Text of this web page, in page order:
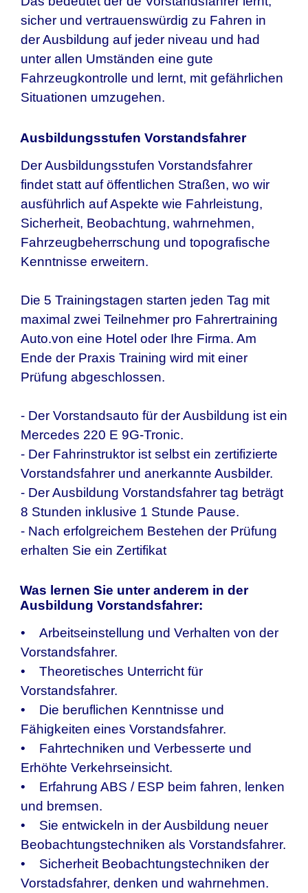
sicher und vertrauenswürdig zu Fahren in
der Ausbildung auf jeder niveau und had
unter allen Umständen eine gute
Fahrzeugkontrolle und lernt, mit gefährlichen
Situationen umzugehen.
Ausbildungsstufen Vorstandsfahrer
Der Ausbildungsstufen Vorstandsfahrer
findet statt auf öffentlichen Straßen, wo wir
ausführlich auf Aspekte wie Fahrleistung,
Sicherheit, Beobachtung, wahrnehmen,
Fahrzeugbeherrschung und topografische
Kenntnisse erweitern.
Die 5 Trainingstagen starten jeden Tag mit
maximal zwei Teilnehmer pro Fahrertraining
Auto.von eine Hotel oder Ihre Firma. Am
Ende der Praxis Training wird mit einer
Prüfung abgeschlossen.
- Der Vorstandsauto für der Ausbildung ist ein
Mercedes 220 E 9G-Tronic.
- Der Fahrinstruktor ist selbst ein zertifizierte
Vorstandsfahrer und anerkannte Ausbilder.
- Der Ausbildung Vorstandsfahrer tag beträgt
8 Stunden inklusive 1 Stunde Pause.
- Nach erfolgreichem Bestehen der Prüfung
erhalten Sie ein Zertifikat
Was lernen Sie unter anderem in der
Ausbildung Vorstandsfahrer:
• Arbeitseinstellung und Verhalten von der
Vorstandsfahrer.
• Theoretisches Unterricht für
Vorstandsfahrer.
• Die beruflichen Kenntnisse und
Fähigkeiten eines Vorstandsfahrer.
• Fahrtechniken und Verbesserte und
Erhöhte Verkehrseinsicht.
• Erfahrung ABS / ESP beim fahren, lenken
und bremsen.
• Sie entwickeln in der Ausbildung neuer
Beobachtungstechniken als Vorstandsfahrer.
• Sicherheit Beobachtungstechniken der
Vorstadsfahrer, denken und wahrnehmen.